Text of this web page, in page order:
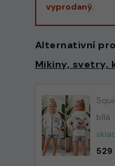
vyprodaný.
Alternativní
Mikiny, svetry,
bílá
529